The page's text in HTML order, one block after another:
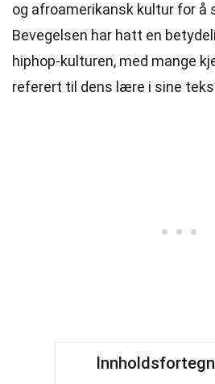
og afroamerikansk kultur for å
Bevegelsen har hatt en
hiphop-kulturen, med mange
referert til dens lære i sine